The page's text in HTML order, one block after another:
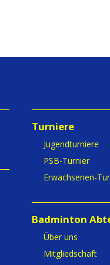
Turniere
Jugendturniere
PSB-Turnier
Erwachsenen-
Badminton
Über uns
Mitgliedschaft